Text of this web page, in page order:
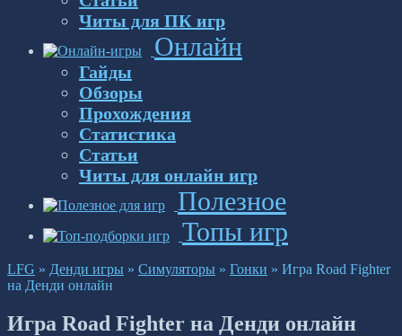
Читы для ПК игр
Онлайн
Гайды
Обзоры
Прохождения
Статистика
Статьи
Читы для онлайн игр
Полезное
Топы игр
LFG » Денди игры » Симуляторы » Гонки » Игра Road Fighter
на Денди онлайн
Игра Road Fighter на Денди онлайн